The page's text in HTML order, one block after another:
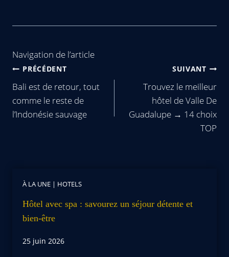
Navigation de l’article
PRÉCÉDENT
Bali est de retour, tout
comme le reste de
l’Indonésie sauvage
SUIVANT
Trouvez le meilleur
hôtel de Valle De
Guadalupe → 14 choix
TOP
À LA UNE | HOTELS
Hôtel avec spa : savourez un séjour détente et
bien-être
25 juin 2026